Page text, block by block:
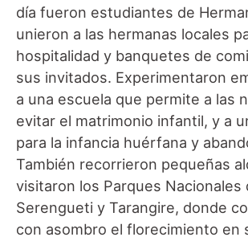
día fueron estudiantes de
unieron a las hermanas locales
hospitalidad y banquetes de
sus invitados. Experimentaron
a una escuela que permite a las
evitar el matrimonio infantil, y a
para la infancia huérfana y
También recorrieron pequeñas
visitaron los Parques Nacionales
Serengueti y Tarangire, donde
con asombro el florecimiento en